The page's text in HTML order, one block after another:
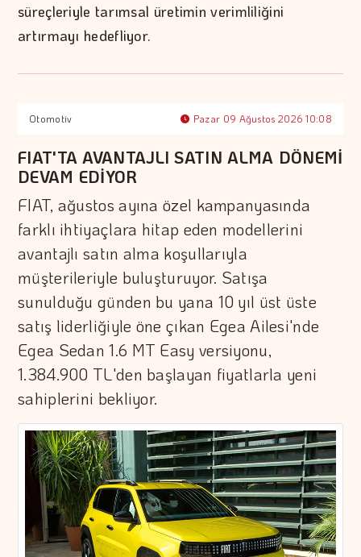
süreçleriyle tarımsal üretimin verimliliğini
artırmayı hedefliyor.
Otomotiv Pazar 09 Ağustos 2026 10:08
FIAT'TA AVANTAJLI SATIN ALMA DÖNEMİ
DEVAM EDİYOR
FIAT, ağustos ayına özel kampanyasında
farklı ihtiyaçlara hitap eden modellerini
avantajlı satın alma koşullarıyla
müşterileriyle buluşturuyor. Satışa
sunulduğu günden bu yana 10 yıl üst üste
satış liderliğiyle öne çıkan Egea Ailesi'nde
Egea Sedan 1.6 MT Easy versiyonu,
1.384.900 TL'den başlayan fiyatlarla yeni
sahiplerini bekliyor.